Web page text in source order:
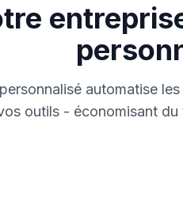
automatise
outils - économisant